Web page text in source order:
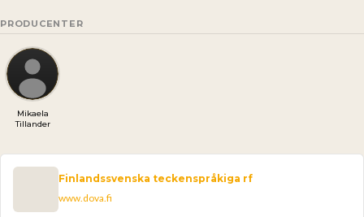
PRODUCENTER
Mikaela
Tillander
Finlandssvenska teckenspråkiga rf
www.dova.fi